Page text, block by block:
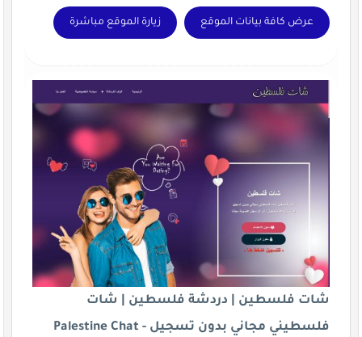
عرض كافة بيانات الموقع زيارة الموقع مباشرة
شات فلسطين | دردشة فلسطين | شات
فلسطيني مجاني بدون تسجيل - Palestine Chat